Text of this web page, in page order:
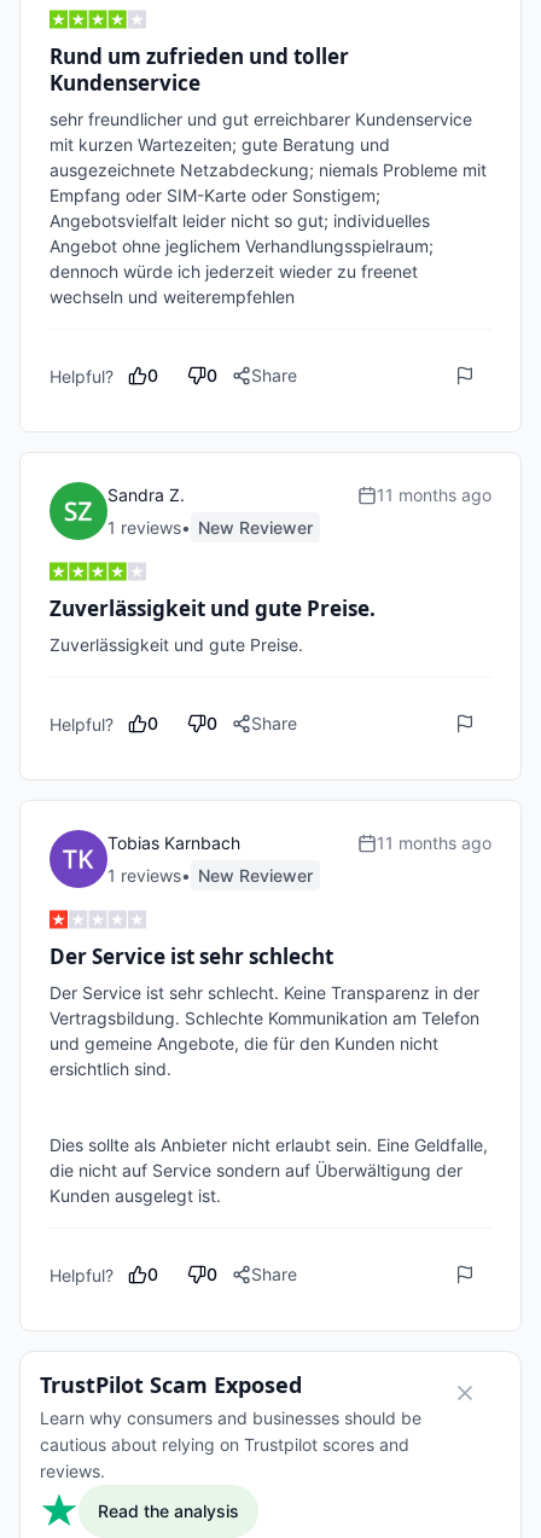
Rund um zufrieden und toller
Kundenservice
sehr freundlicher und gut erreichbarer Kundenservice
mit kurzen Wartezeiten; gute Beratung und
ausgezeichnete Netzabdeckung; niemals Probleme mit
Empfang oder SIM-Karte oder Sonstigem;
Angebotsvielfalt leider nicht so gut; individuelles
Angebot ohne jeglichem Verhandlungsspielraum;
dennoch würde ich jederzeit wieder zu freenet
wechseln und weiterempfehlen
Helpful? 0 0 Share
Sandra Z.
1 reviews• New Reviewer
11 months ago
Zuverlässigkeit und gute Preise.
Helpful? 0 0 Share
Tobias Karnbach
1 reviews• New Reviewer
11 months ago
Der Service ist sehr schlecht
Der Service ist sehr schlecht. Keine Transparenz in der
Vertragsbildung. Schlechte Kommunikation am Telefon
und gemeine Angebote, die für den Kunden nicht
ersichtlich sind.
Dies sollte als Anbieter nicht erlaubt sein. Eine Geldfalle,
die nicht auf Service sondern auf Überwältigung der
Kunden ausgelegt ist.
Helpful? 0 0 Share
TrustPilot Scam Exposed
Learn why consumers and businesses should be
cautious about relying on Trustpilot scores and
reviews.
Read the analysis